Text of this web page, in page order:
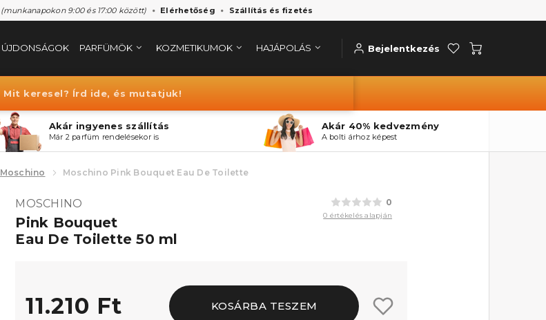
(munkanapokon 9:00 és 17:00 között) Elérhetőség Szállítás és fizetés
ÚJDONSÁGOK PARFÜMÖK KOZMETIKUMOK HAJÁPOLÁS Bejelentkezés
Mit keresel? Írd ide, és mutatjuk!
Akár ingyenes szállítás
Már 2 parfüm rendelésekor is
Akár 40% kedvezmény
A bolti árhoz képest
Moschino Moschino Pink Bouquet Eau De Toilette
0
0 értékelés alapján
MOSCHINO
Pink Bouquet
Eau De Toilette 50 ml
11.210 Ft KOSÁRBA TESZEM